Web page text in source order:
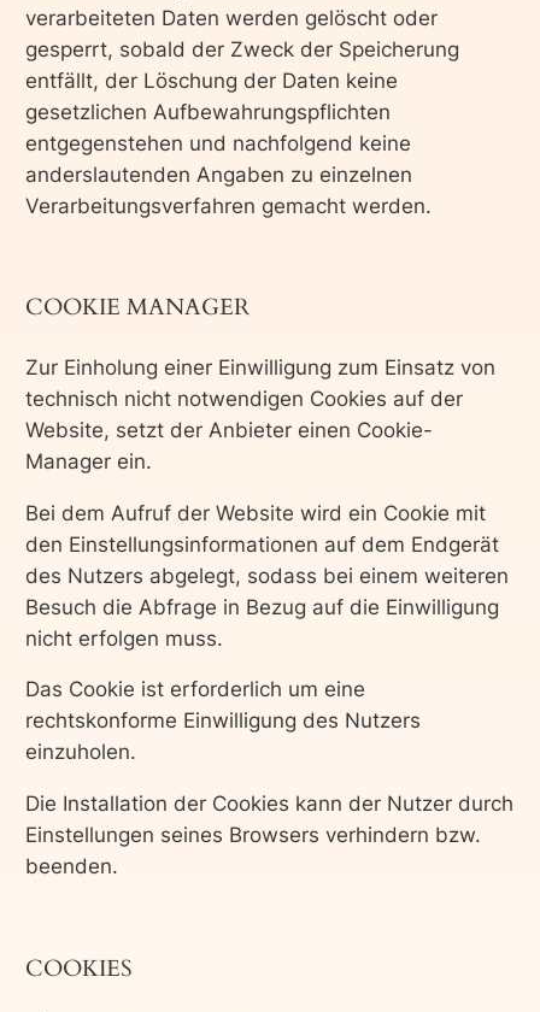
verarbeiteten Daten werden gelöscht oder
gesperrt, sobald der Zweck der Speicherung
entfällt, der Löschung der Daten keine
gesetzlichen Aufbewahrungspflichten
entgegenstehen und nachfolgend keine
anderslautenden Angaben zu einzelnen
Verarbeitungsverfahren gemacht werden.
COOKIE MANAGER
Zur Einholung einer Einwilligung zum Einsatz von
technisch nicht notwendigen Cookies auf der
Website, setzt der Anbieter einen Cookie-
Manager ein.
Bei dem Aufruf der Website wird ein Cookie mit
den Einstellungsinformationen auf dem Endgerät
des Nutzers abgelegt, sodass bei einem weiteren
Besuch die Abfrage in Bezug auf die Einwilligung
nicht erfolgen muss.
Das Cookie ist erforderlich um eine
rechtskonforme Einwilligung des Nutzers
einzuholen.
Die Installation der Cookies kann der Nutzer durch
Einstellungen seines Browsers verhindern bzw.
beenden.
COOKIES